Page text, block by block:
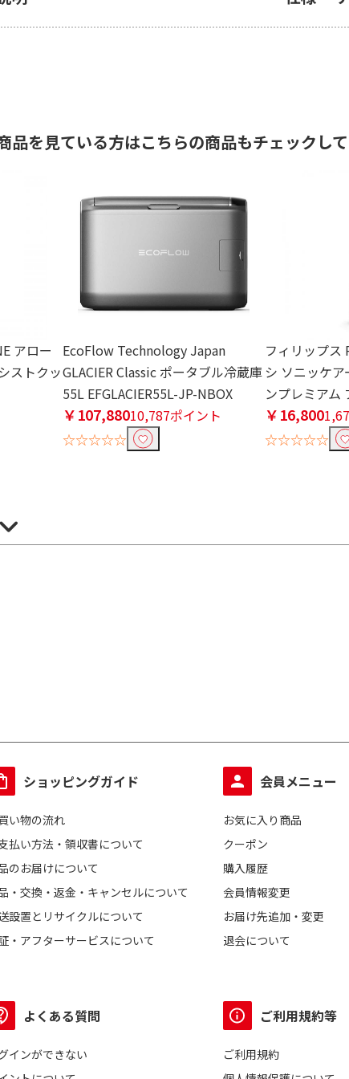
品を見ている方はこちらの商品もチェックし
アロー
ストクッ
EcoFlow Technology Japan
GLACIER Classic ポータブル冷蔵庫
55L EFGLACIER55L-JP-NBOX
￥107,88010,787ポイント
☆☆☆☆☆
フィリップス
シ ソニッケ
ンプレミアム
￥16,800
☆☆☆☆☆
ショッピングガイド
い物の流れ
払い方法・領収書について
のお届けについて
・交換・返金・キャンセルについて
設置とリサイクルについて
・アフターサービスについて
会員メニュー
お気に入り商品
クーポン
購入履歴
会員情報変更
お届け先追加・変更
退会について
よくある質問
インができない
ご利用規約等
ご利用規約